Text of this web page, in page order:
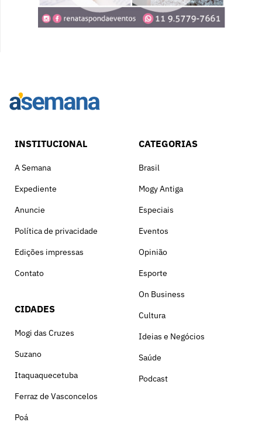
INSTITUCIONAL
A Semana
Expediente
Anuncie
Política de privacidade
Edições impressas
Contato
CIDADES
Mogi das Cruzes
Suzano
Itaquaquecetuba
Ferraz de Vasconcelos
Poá
CATEGORIAS
Brasil
Mogy Antiga
Especiais
Eventos
Opinião
Esporte
On Business
Cultura
Ideias e Negócios
Saúde
Podcast